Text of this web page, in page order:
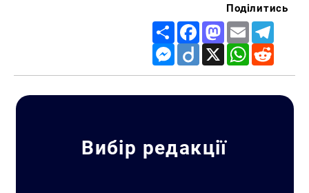
Поділитись
Share FacebookMastodon
Email
Messenger
Diigo X WhatsApp
Вибір редакції